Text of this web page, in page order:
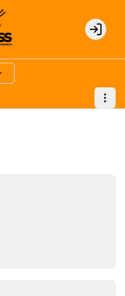
Login